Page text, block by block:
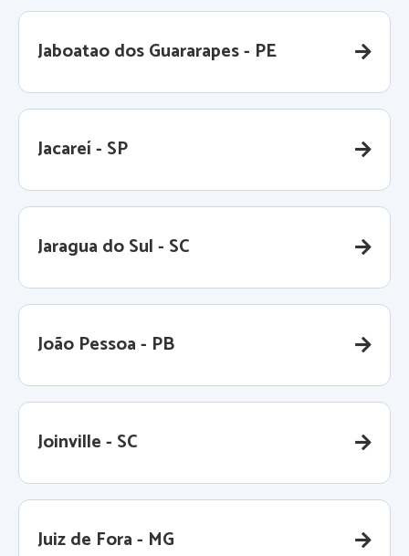
Jaboatao dos Guararapes - PE
Jacareí - SP
Jaragua do Sul - SC
João Pessoa - PB
Joinville - SC
Juiz de Fora - MG